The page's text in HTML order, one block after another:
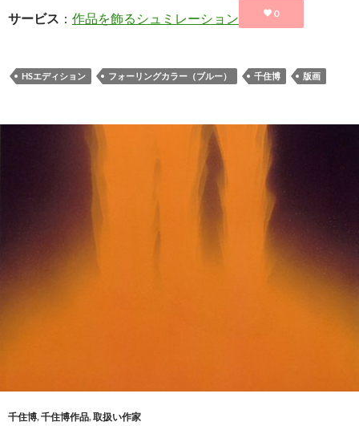
サービス ： 作品を飾るシュミレーション 0
HSエディション フォーリングカラー（ブルー） 千住博 版画
千住博,千住博作品,取扱い作家